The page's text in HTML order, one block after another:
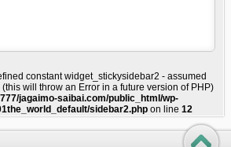
constant widget_stickysidebar2 - assumed
will throw an Error in a future version of PHP)
jagaimo-saibai.com/public_html/wp-
sidebar2.phpon line 12